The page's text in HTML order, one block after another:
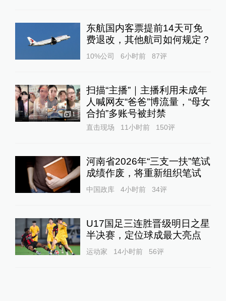
东航国内客票提前14天可免
费退改，其他航司如何规定？
10%公司 6小时前 87评
1
扫描“主播”｜主播利用未成年
人喊网友“爸爸”博流量，“母女
合拍”多账号被封禁
直击现场 11小时前 150评
河南省2026年“三支一扶”笔试
成绩作废，将重新组织笔试
中国政库 4小时前 34评
U17国足三连胜晋级明日之星
半决赛，定位球成最大亮点
运动家 14小时前 56评